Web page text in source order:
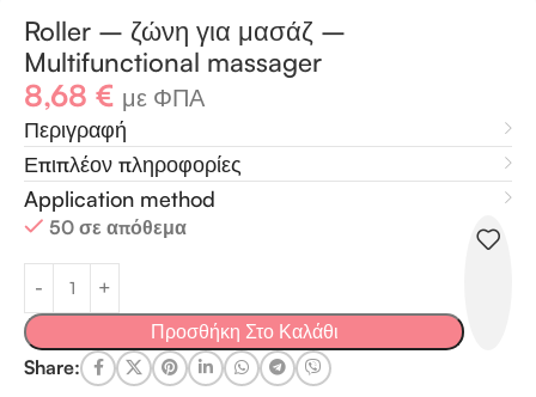
Roller – ζώνη για μασάζ –
Multifunctional massager
8,68 € με ΦΠΑ
Περιγραφή
Επιπλέον πληροφορίες
Application method
50 σε απόθεμα
Προσθήκη Στο Καλάθι
Share: